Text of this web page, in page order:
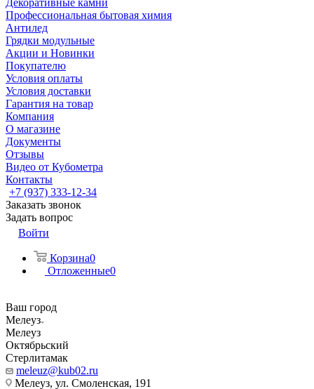
Декоративные камни
Профессиональная бытовая химия
Антилед
Грядки модульные
Акции и Новинки
Покупателю
Условия оплаты
Условия доставки
Гарантия на товар
Компания
О магазине
Документы
Отзывы
Видео от Кубометра
Контакты
+7 (937) 333-12-34
Заказать звонок
Задать вопрос
Войти
Корзина0
Отложенные0
Ваш город
Мелеуз
Мелеуз
Октябрьский
Стерлитамак
meleuz@kub02.ru
Мелеуз, ул. Смоленская, 191